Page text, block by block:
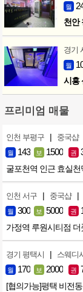
월
천안
경기
월
시흥
프리미엄 매물
인천 부평구 | 중국샵
월 143 보 1500 권
굴포천역 인근 효실
인천 서구 | 중국샵 |
월 300 보 5000 권
가정역 루원시티점 더
경기 평택시 | 스웨디시
월 170 보 2000 권
[협의가능]평택 비전